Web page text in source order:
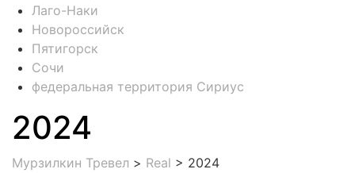
Лаго-Наки
Новороссийск
Пятигорск
Сочи
федеральная территория Сириус
2024
Мурзилкин Тревел > Real > 2024